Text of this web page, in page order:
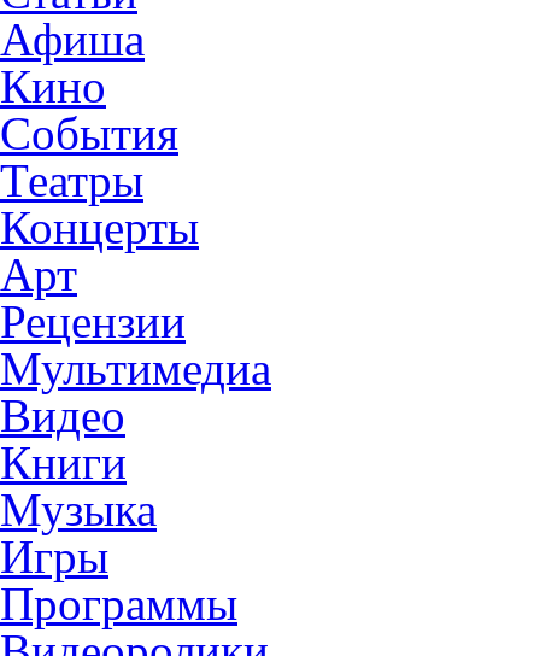
Афиша
Кино
События
Театры
Концерты
Арт
Рецензии
Мультимедиа
Видео
Книги
Музыка
Игры
Программы